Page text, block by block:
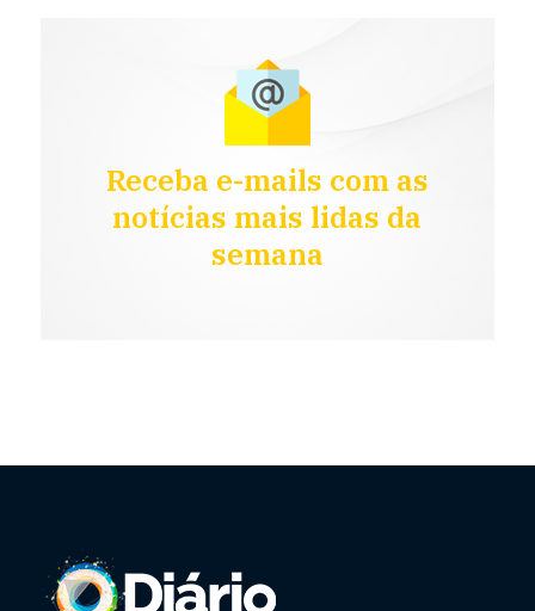
Receba e-mails com as
notícias mais lidas da
semana